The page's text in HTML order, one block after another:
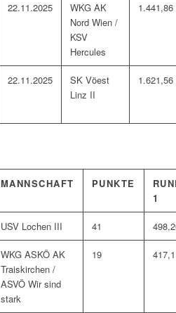
22.11.2025
WKG AK
Nord Wien /
KSV
Hercules
1.441,86
22.11.2025
SK Vöest
Linz II
1.621,56
MANNSCHAFT PUNKTE
1
USV Lochen III 41
WKG ASKÖ AK
Traiskirchen /
ASVÖ Wir sind
stark
19